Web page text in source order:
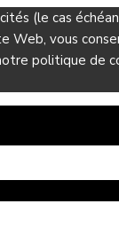
(le cas
Web, vous
politique de